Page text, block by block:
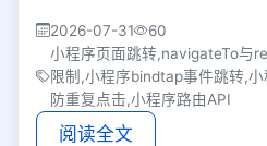
2026-07-31
60
小程序页面跳转,navigateTo与
限制,小程序bindtap事件跳转,
防重复点击,小程序路由API
阅读全文